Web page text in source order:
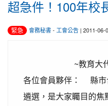
超急件！100年校
緊急 會務秘書- 工會公告 | 2011-06-
~教育大代誌，
各位會員夥伴： 縣市
遴選，是大家矚目的